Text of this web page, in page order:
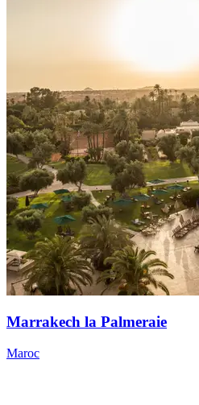
Marrakech la Palmeraie
Maroc